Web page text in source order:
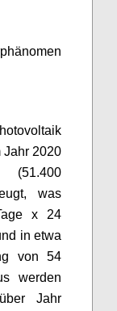
Jahr 2020
(51.400
was
x 24
in etwa
von 54
werden
Jahr